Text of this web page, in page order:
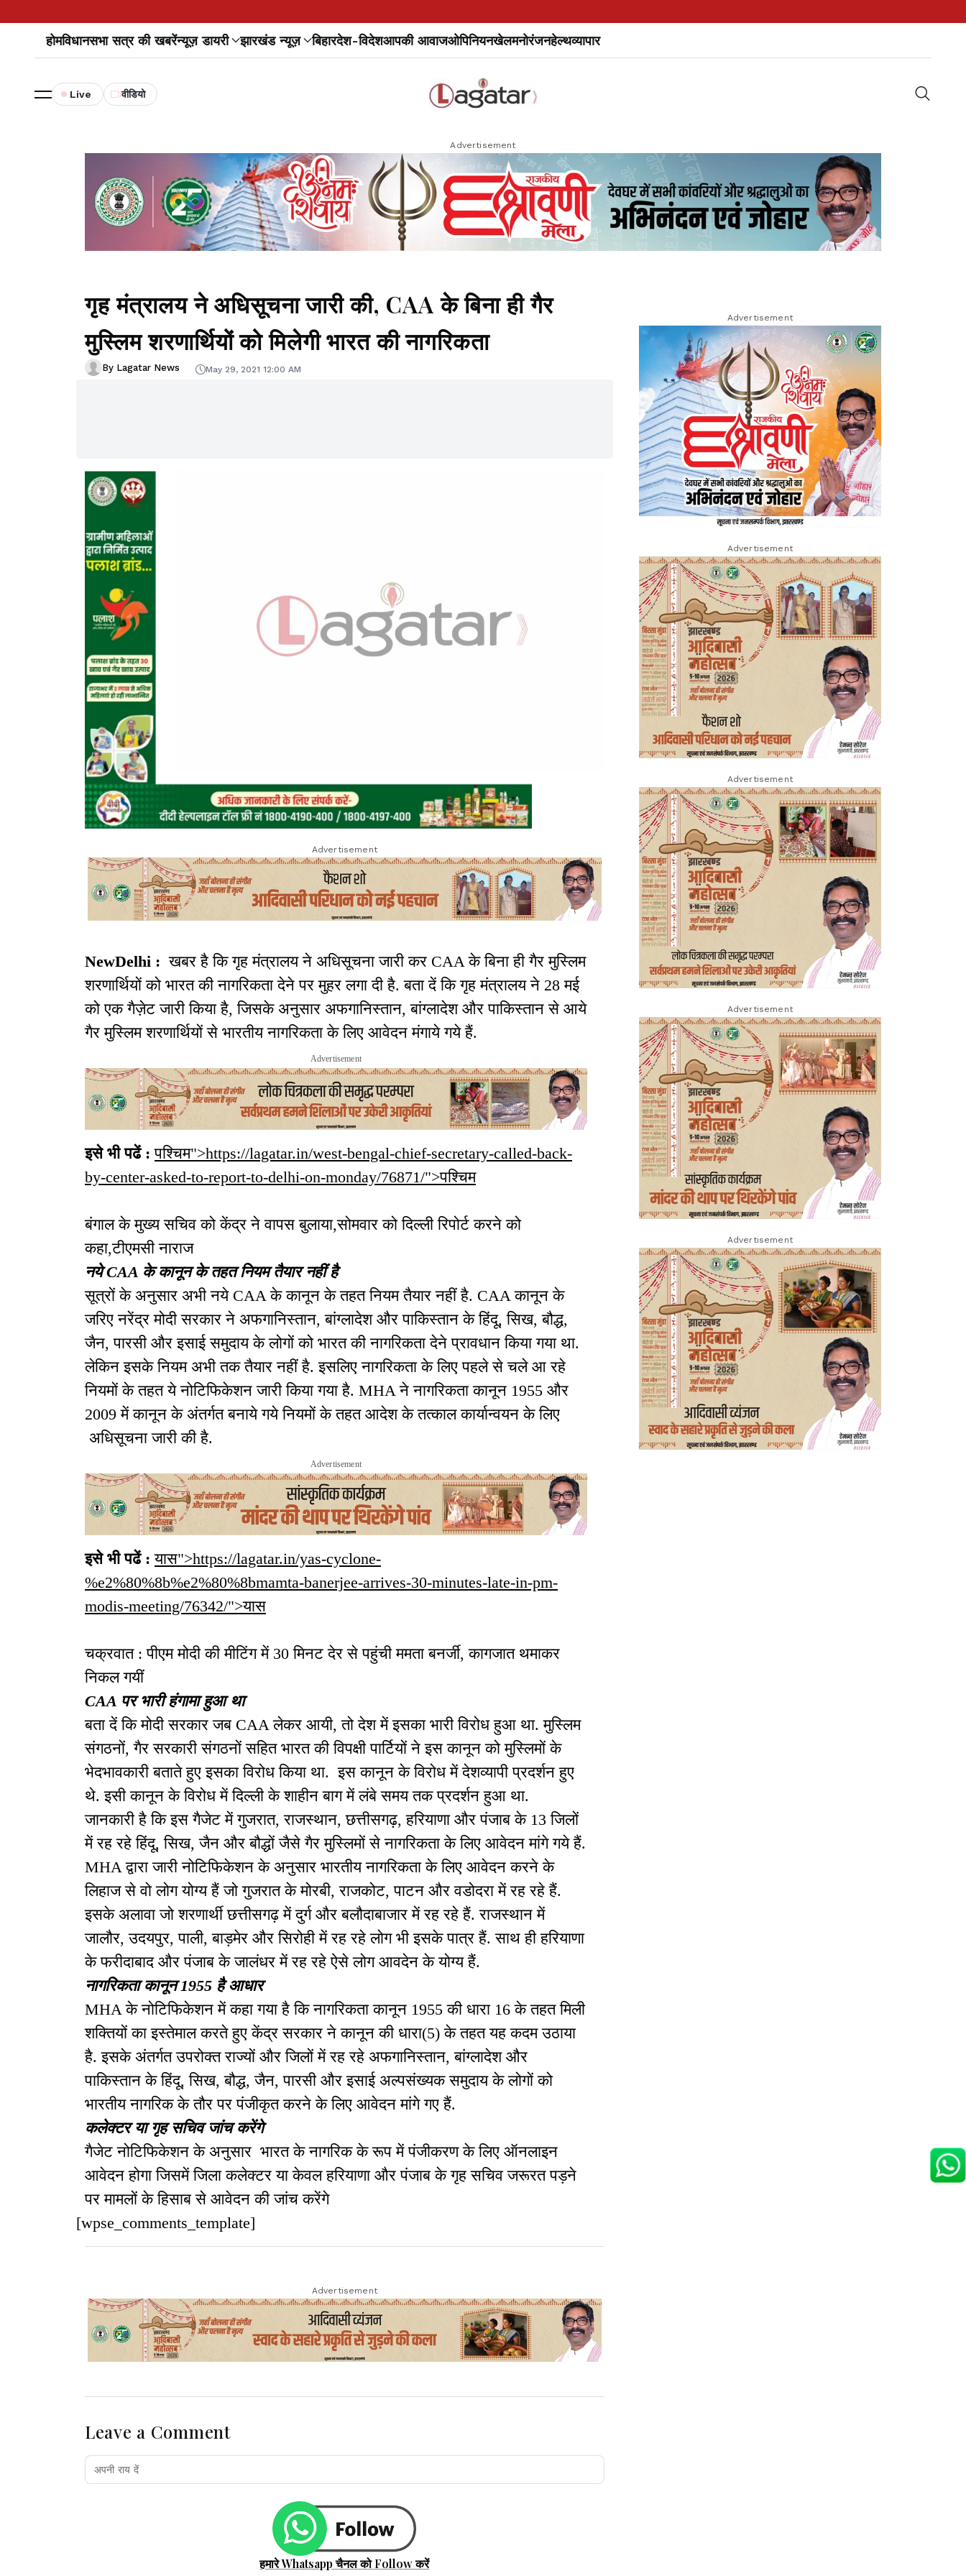
होमविधानसभा सत्र की खबरेंन्यूज़ डायरी झारखंड न्यूज़ बिहारदेश-विदेशआपकी आवाजओपिनियनखेलमनोरंजनहेल्थव्यापार
Live वीडियो
Advertisement
गृह मंत्रालय ने अधिसूचना जारी की, CAA के बिना ही गैर
मुस्लिम शरणार्थियों को मिलेगी भारत की नागरिकता
By Lagatar News May 29, 2021 12:00 AM
Advertisement
NewDelhi : खबर है कि गृह मंत्रालय ने अधिसूचना जारी कर CAA के बिना ही गैर मुस्लिम
शरणार्थियों को भारत की नागरिकता देने पर मुहर लगा दी है. बता दें कि गृह मंत्रालय ने 28 मई
को एक गैज़ेट जारी किया है, जिसके अनुसार अफगानिस्तान, बांग्लादेश और पाकिस्तान से आये
गैर मुस्लिम शरणार्थियों से भारतीय नागरिकता के लिए आवेदन मंगाये गये हैं.
Advertisement
इसे भी पढें :पश्चिम">https://lagatar.in/west-bengal-chief-secretary-called-back-
by-center-asked-to-report-to-delhi-on-monday/76871/">पश्चिम
बंगाल के मुख्य सचिव को केंद्र ने वापस बुलाया,सोमवार को दिल्ली रिपोर्ट करने को
कहा,टीएमसी नाराज
नये CAA के कानून के तहत नियम तैयार नहीं है
सूत्रों के अनुसार अभी नये CAA के कानून के तहत नियम तैयार नहीं है. CAA कानून के
जरिए नरेंद्र मोदी सरकार ने अफगानिस्तान, बांग्लादेश और पाकिस्तान के हिंदू, सिख, बौद्ध,
जैन, पारसी और इसाई समुदाय के लोगों को भारत की नागरिकता देने प्रावधान किया गया था.
लेकिन इसके नियम अभी तक तैयार नहीं है. इसलिए नागरिकता के लिए पहले से चले आ रहे
नियमों के तहत ये नोटिफिकेशन जारी किया गया है. MHA ने नागरिकता कानून 1955 और
2009 में कानून के अंतर्गत बनाये गये नियमों के तहत आदेश के तत्काल कार्यान्वयन के लिए
अधिसूचना जारी की है.
Advertisement
इसे भी पढें : यास">https://lagatar.in/yas-cyclone-
%e2%80%8b%e2%80%8bmamta-banerjee-arrives-30-minutes-late-in-pm-
modis-meeting/76342/">यास
चक्रवात : पीएम मोदी की मीटिंग में 30 मिनट देर से पहुंची ममता बनर्जी, कागजात थमाकर
निकल गयीं
CAA पर भारी हंगामा हुआ था
बता दें कि मोदी सरकार जब CAA लेकर आयी, तो देश में इसका भारी विरोध हुआ था. मुस्लिम
संगठनों, गैर सरकारी संगठनों सहित भारत की विपक्षी पार्टियों ने इस कानून को मुस्लिमों के
भेदभावकारी बताते हुए इसका विरोध किया था. इस कानून के विरोध में देशव्यापी प्रदर्शन हुए
थे. इसी कानून के विरोध में दिल्ली के शाहीन बाग में लंबे समय तक प्रदर्शन हुआ था.
जानकारी है कि इस गैजेट में गुजरात, राजस्थान, छत्तीसगढ़, हरियाणा और पंजाब के 13 जिलों
में रह रहे हिंदू, सिख, जैन और बौद्धों जैसे गैर मुस्लिमों से नागरिकता के लिए आवेदन मांगे गये हैं.
MHA द्वारा जारी नोटिफिकेशन के अनुसार भारतीय नागरिकता के लिए आवेदन करने के
लिहाज से वो लोग योग्य हैं जो गुजरात के मोरबी, राजकोट, पाटन और वडोदरा में रह रहे हैं.
इसके अलावा जो शरणार्थी छत्तीसगढ़ में दुर्ग और बलौदाबाजार में रह रहे हैं. राजस्थान में
जालौर, उदयपुर, पाली, बाड़मेर और सिरोही में रह रहे लोग भी इसके पात्र हैं. साथ ही हरियाणा
के फरीदाबाद और पंजाब के जालंधर में रह रहे ऐसे लोग आवदेन के योग्य हैं.
नागरिकता कानून 1955 है आधार
MHA के नोटिफिकेशन में कहा गया है कि नागरिकता कानून 1955 की धारा 16 के तहत मिली
शक्तियों का इस्तेमाल करते हुए केंद्र सरकार ने कानून की धारा(5) के तहत यह कदम उठाया
है. इसके अंतर्गत उपरोक्त राज्यों और जिलों में रह रहे अफगानिस्तान, बांग्लादेश और
पाकिस्तान के हिंदू, सिख, बौद्ध, जैन, पारसी और इसाई अल्पसंख्यक समुदाय के लोगों को
भारतीय नागरिक के तौर पर पंजीकृत करने के लिए आवेदन मांगे गए हैं.
कलेक्टर या गृह सचिव जांच करेंगे
गैजेट नोटिफिकेशन के अनुसार भारत के नागरिक के रूप में पंजीकरण के लिए ऑनलाइन
आवेदन होगा जिसमें जिला कलेक्टर या केवल हरियाणा और पंजाब के गृह सचिव जरूरत पड़ने
पर मामलों के हिसाब से आवेदन की जांच करेंगे
[wpse_comments_template]
Advertisement
Leave a Comment
हमारे Whatsapp चैनल को Follow करें
Advertisement
Advertisement
Advertisement
Advertisement
Advertisement